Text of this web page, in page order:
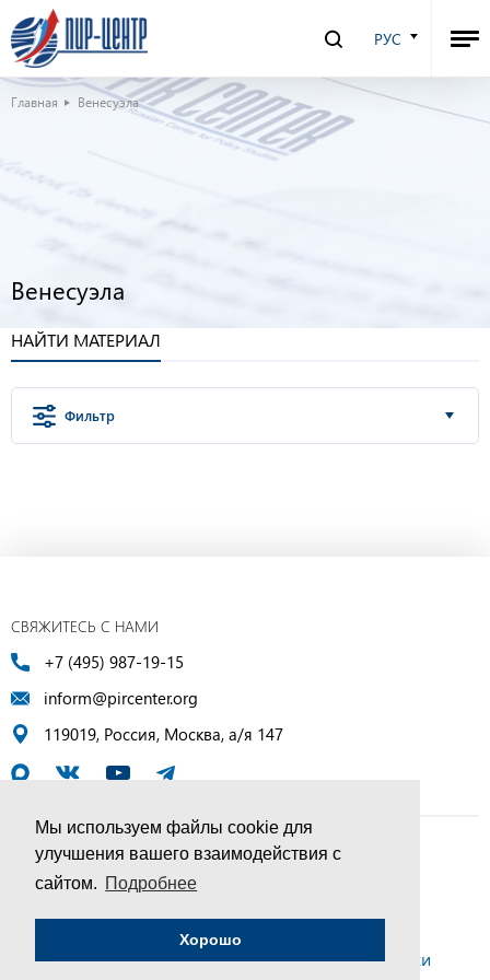
Мы используем файлы cookie для
улучшения вашего взаимодействия с
сайтом. Подробнее
Хорошо
РУС
Главная Венесуэла
Венесуэла
НАЙТИ МАТЕРИАЛ
Фильтр
СВЯЖИТЕСЬ С НАМИ
+7 (495) 987-19-15
inform@pircenter.org
119019, Россия, Москва, а/я 147
© ПИР-Центр, 1994–2025 | Все права защищены
Соглашение об обработке персональных данных
Политика конфиденциальности и условия обработки